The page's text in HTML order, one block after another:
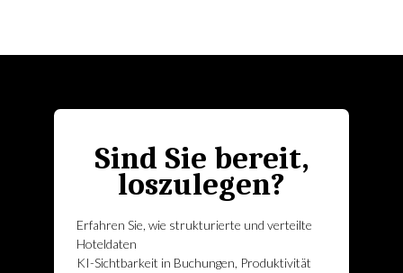
Sind Sie bereit,
loszulegen?
Erfahren Sie, wie strukturierte und verteilte
Hoteldaten
KI-Sichtbarkeit in Buchungen, Produktivität